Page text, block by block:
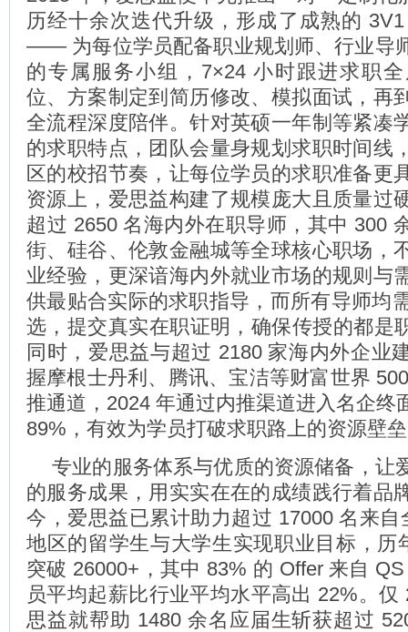
历经十余次迭代升级，形成了成熟的
—— 为每位学员配备职业规划师、行业导
的专属服务小组，7×24 小时跟进求职
位、方案制定到简历修改、模拟面试，再
全流程深度陪伴。针对英硕一年制等紧凑
的求职特点，团队会量身规划求职时间线
区的校招节奏，让每位学员的求职准备更
资源上，爱思益构建了规模庞大且质量过
超过 2650 名海内外在职导师，其中 300
街、硅谷、伦敦金融城等全球核心职场，
业经验，更深谙海内外就业市场的规则与
供最贴合实际的求职指导，而所有导师均
选，提交真实在职证明，确保传授的都是
同时，爱思益与超过 2180 家海内外企业
握摩根士丹利、腾讯、宝洁等财富世界
推通道，2024 年通过内推渠道进入名企终
89%，有效为学员打破求职路上的资源壁
专业的服务体系与优质的资源储备，让
的服务成果，用实实在在的成绩践行着品
今，爱思益已累计助力超过 17000 名来自
地区的留学生与大学生实现职业目标，历
突破 26000+，其中 83% 的 Offer 来自
员平均起薪比行业平均水平高出 22%。仅
思益就帮助 1480 余名应届生斩获超过